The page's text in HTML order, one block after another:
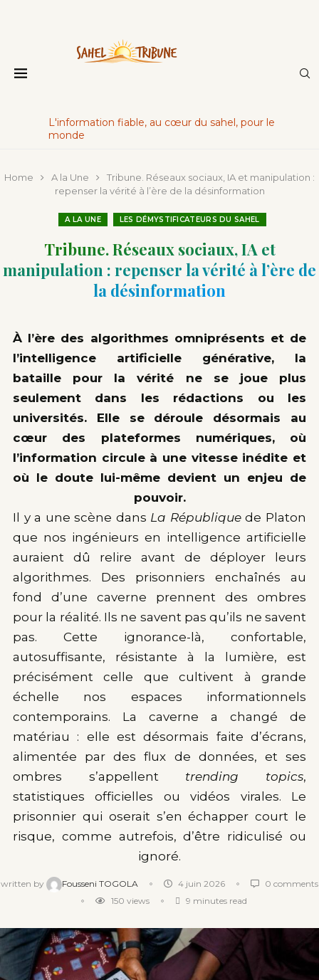
L'information fiable, au cœur du sahel, pour le
monde
Home A la Une
Tribune. Réseaux sociaux, IA et manipulation :
repenser la vérité à l’ère de la désinformation
A LA UNE LES DÉMYSTIFICATEURS DU SAHEL
Tribune. Réseaux sociaux, IA et
manipulation : repenser la vérité à l’ère de
la désinformation
À l’ère des algorithmes omniprésents et de
l’intelligence artificielle générative, la
bataille pour la vérité ne se joue plus
seulement dans les rédactions ou les
universités. Elle se déroule désormais au
cœur des plateformes numériques, où
l’information circule à une vitesse inédite et
où le doute lui-même devient un enjeu de
pouvoir.
Il y a une scène dans La Républiquede Platon
que nos ingénieurs en intelligence artificielle
auraient dû relire avant de déployer leurs
algorithmes. Des prisonniers enchaînés au
fond d’une caverne prennent des ombres
pour la réalité. Ils ne savent pas qu’ils ne savent
pas. Cette ignorance-là, confortable,
autosuffisante, résistante à la lumière, est
précisément celle que cultivent à grande
échelle nos espaces informationnels
contemporains. La caverne a changé de
matériau : elle est désormais faite d’écrans,
alimentée par des flux de données, et ses
ombres s’appellent trending topics,
statistiques officielles ou vidéos virales. Le
prisonnier qui oserait s’en échapper court le
risque, comme autrefois, d’être ridiculisé ou
ignoré.
written by Fousseni TOGOLA 4 juin 2026
0 comments
150 views 9 minutes read